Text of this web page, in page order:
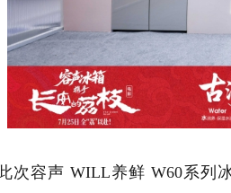
容声 WILL养鲜 W60系列冰